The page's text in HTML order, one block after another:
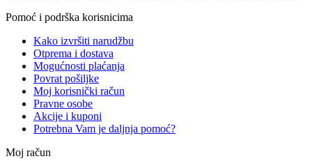
Pomoć i podrška korisnicima
Kako izvršiti narudžbu
Otprema i dostava
Mogućnosti plaćanja
Povrat pošiljke
Moj korisnički račun
Pravne osobe
Akcije i kuponi
Potrebna Vam je daljnja pomoć?
Moj račun